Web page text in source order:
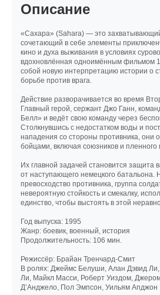
Описание
«Сахара» (Sahara) — это
сочетающий в себе элементы
кино и духа выживания в условиях
вдохновлённая одноимённым фильмом
собой новую интерпретацию истории о
борьбе против врага.
Действие разворачивается во время
Главный герой, сержант Джо Ганн,
Белл» и ведёт свою команду через
Столкнувшись с недостатком воды и
нападения со стороны противника, они
бойцами, включая союзников и пленного
Их главной задачей становится защита
от наступающего немецкого батальона.
превосходство противника, группа
невероятную стойкость и смекалку,
единство, чтобы выстоять в этой
Год выпуска: 1995
Жанр: боевик, военный, история
Продолжительность: 106 мин.
Режиссёр: Брайан Тренчард-Смит
В ролях: Джеймс Белуши, Алан Дэвид
Ли, Майкл Масси, Роберт Уиздом,
Д’Анджело, Пол Эмпсон, Уильям Апджон